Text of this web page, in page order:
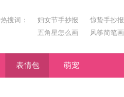
热搜词： 妇女节手抄报
惊蛰手抄报
五角星怎么画
风筝简笔画
表情包 萌宠